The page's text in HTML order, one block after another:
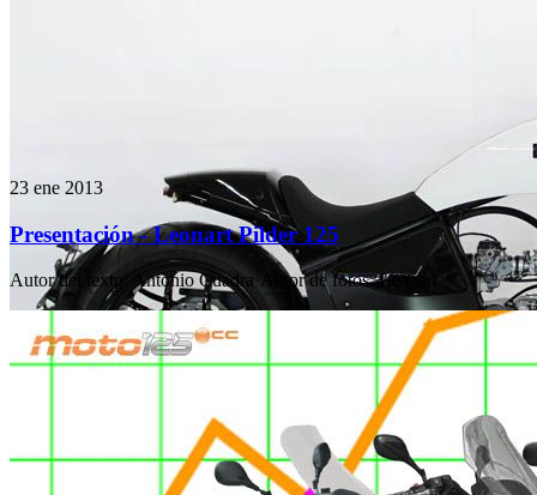
23 ene 2013
Presentación - Leonart Pilder 125
Autor del texto Antonio Cuadra· Autor de fotos: Leonart